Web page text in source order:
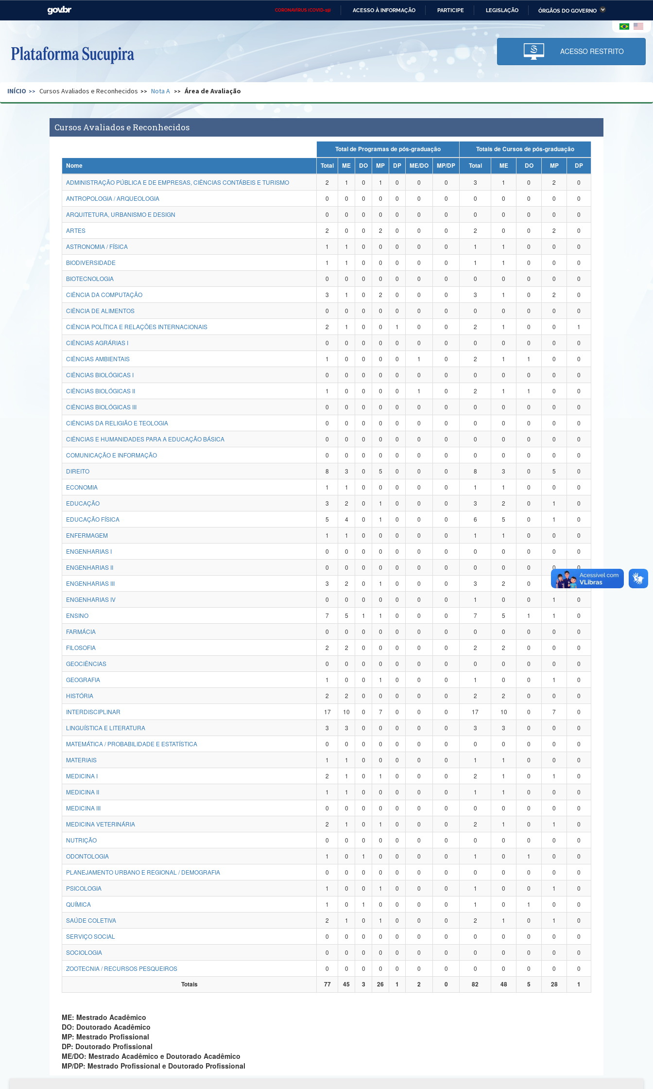
CORONAVÍRUS (COVID-19) ACESSO À INFORMAÇÃO PARTICIPE LEGISLAÇÃO ÓRGÃOS DO GOVERNO
Casa Civil Ministério das Relações Ministério da Economia Ministério da Infraestrutura
Pecuária e Abastecimento
Ministério da Ciência,
Tecnologia, Inovações e
Comunicações
Ministério do Desenvolvimento
Regional e dos Direitos Humanos
Secretaria de Governo Gabinete de Segurança Advocacia-Geral da União Banco Central do Brasil Planalto
ACESSO RESTRITO
INÍCIO Cursos Avaliados e Reconhecidos Nota A Área de Avaliação
Cursos Avaliados e Reconhecidos
Total de Programas de pós-graduação
Totais de Cursos de pós-graduação
Nome
Total ME DO MP DP ME/DO MP/DP Total ME DO MP
DP
ADMINISTRAÇÃO PÚBLICA E DE EMPRESAS, CIÊNCIAS CONTÁBEIS E TURISMO
2 1 0 1 0 0 0 3 1 0 2
0
ANTROPOLOGIA / ARQUEOLOGIA
0 0 0 0 0 0 0 0 0 0 0
0
ARQUITETURA, URBANISMO E DESIGN
0 0 0 0 0 0 0 0 0 0 0
0
ARTES
2 0 0 2 0 0 0 2 0 0 2
0
ASTRONOMIA / FÍSICA
1 1 0 0 0 0 0 1 1 0 0
0
BIODIVERSIDADE
1 1 0 0 0 0 0 1 1 0 0
0
BIOTECNOLOGIA
0 0 0 0 0 0 0 0 0 0 0
0
CIÊNCIA DA COMPUTAÇÃO
3 1 0 2 0 0 0 3 1 0 2
0
CIÊNCIA DE ALIMENTOS
0 0 0 0 0 0 0 0 0 0 0
0
CIÊNCIA POLÍTICA E RELAÇÕES INTERNACIONAIS
2 1 0 0 1 0 0 2 1 0 0
1
CIÊNCIAS AGRÁRIAS I
0 0 0 0 0 0 0 0 0 0 0
0
CIÊNCIAS AMBIENTAIS
1 0 0 0 0 1 0 2 1 1 0
0
CIÊNCIAS BIOLÓGICAS I
0 0 0 0 0 0 0 0 0 0 0
0
CIÊNCIAS BIOLÓGICAS II
1 0 0 0 0 1 0 2 1 1 0
0
CIÊNCIAS BIOLÓGICAS III
0 0 0 0 0 0 0 0 0 0 0
0
CIÊNCIAS DA RELIGIÃO E TEOLOGIA
0 0 0 0 0 0 0 0 0 0 0
0
CIÊNCIAS E HUMANIDADES PARA A EDUCAÇÃO BÁSICA
0 0 0 0 0 0 0 0 0 0 0
0
COMUNICAÇÃO E INFORMAÇÃO
0 0 0 0 0 0 0 0 0 0 0
0
DIREITO
8 3 0 5 0 0 0 8 3 0 5
0
ECONOMIA
1 1 0 0 0 0 0 1 1 0 0
0
EDUCAÇÃO
3 2 0 1 0 0 0 3 2 0 1
0
EDUCAÇÃO FÍSICA
5 4 0 1 0 0 0 6 5 0 1
0
ENFERMAGEM
1 1 0 0 0 0 0 1 1 0 0
0
ENGENHARIAS I
0 0 0 0 0 0 0 0 0 0 0
0
ENGENHARIAS II
0 0 0 0 0 0 0 0 0 0 0
0
ENGENHARIAS III
3 2 0 1 0 0 0 3 2 0
0
ENGENHARIAS IV
0 0 0 0 0 0 0 1 0 0 1
0
ENSINO
7 5 1 1 0 0 0 7 5 1 1
0
FARMÁCIA
0 0 0 0 0 0 0 0 0 0 0
0
FILOSOFIA
2 2 0 0 0 0 0 2 2 0 0
0
GEOCIÊNCIAS
0 0 0 0 0 0 0 0 0 0 0
0
GEOGRAFIA
1 0 0 1 0 0 0 1 0 0 1
0
HISTÓRIA
2 2 0 0 0 0 0 2 2 0 0
0
INTERDISCIPLINAR
17 10 0 7 0 0 0 17 10 0 7
0
LINGUÍSTICA E LITERATURA
3 3 0 0 0 0 0 3 3 0 0
0
MATEMÁTICA / PROBABILIDADE E ESTATÍSTICA
0 0 0 0 0 0 0 0 0 0 0
0
MATERIAIS
1 1 0 0 0 0 0 1 1 0 0
0
MEDICINA I
2 1 0 1 0 0 0 2 1 0 1
0
MEDICINA II
1 1 0 0 0 0 0 1 1 0 0
0
MEDICINA III
0 0 0 0 0 0 0 0 0 0 0
0
MEDICINA VETERINÁRIA
2 1 0 1 0 0 0 2 1 0 1
0
NUTRIÇÃO
0 0 0 0 0 0 0 0 0 0 0
0
ODONTOLOGIA
1 0 1 0 0 0 0 1 0 1 0
0
PLANEJAMENTO URBANO E REGIONAL / DEMOGRAFIA
0 0 0 0 0 0 0 0 0 0 0
0
PSICOLOGIA
1 0 0 1 0 0 0 1 0 0 1
0
QUÍMICA
1 0 1 0 0 0 0 1 0 1 0
0
SAÚDE COLETIVA
2 1 0 1 0 0 0 2 1 0 1
0
SERVIÇO SOCIAL
0 0 0 0 0 0 0 0 0 0 0
0
SOCIOLOGIA
0 0 0 0 0 0 0 0 0 0 0
0
ZOOTECNIA / RECURSOS PESQUEIROS
0 0 0 0 0 0 0 0 0 0 0
0
Totais
77 45 3 26 1 2 0 82 48 5 28 1
ME: Mestrado Acadêmico
DO: Doutorado Acadêmico
MP: Mestrado Profissional
DP: Doutorado Profissional
ME/DO: Mestrado Acadêmico e Doutorado Acadêmico
MP/DP: Mestrado Profissional e Doutorado Profissional